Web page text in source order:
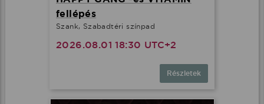
fellépés
Szank, Szabadtéri színpad
2026.08.01 18:30 UTC+2
Részletek